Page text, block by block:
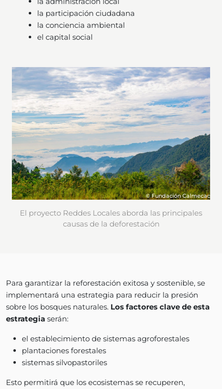
la participación ciudadana
la conciencia ambiental
el capital social
© Fundación Calmecac
El proyecto Reddes Locales aborda las principales
causas de la deforestación
Para garantizar la reforestación exitosa y sostenible, se
implementará una estrategia para reducir la presión
sobre los bosques naturales. Los factores clave de esta
estrategia serán:
el establecimiento de sistemas agroforestales
plantaciones forestales
sistemas silvopastoriles
Esto permitirá que los ecosistemas se recuperen,